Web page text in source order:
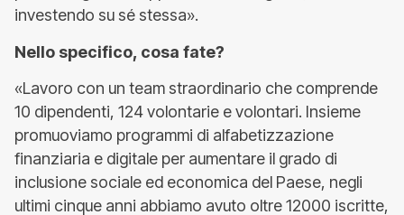
investendo su sé stessa».
Nello specifico, cosa fate?
«Lavoro con un team straordinario che comprende
10 dipendenti, 124 volontarie e volontari. Insieme
promuoviamo programmi di alfabetizzazione
finanziaria e digitale per aumentare il grado di
inclusione sociale ed economica del Paese, negli
ultimi cinque anni abbiamo avuto oltre 12000 iscritte,